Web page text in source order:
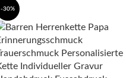
-30%